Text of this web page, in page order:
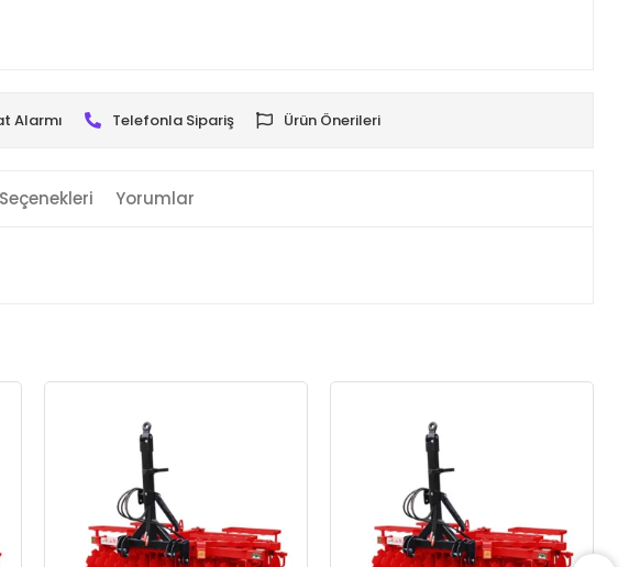
Alarmı Telefonla Sipariş Ürün Önerileri
Yorumlar